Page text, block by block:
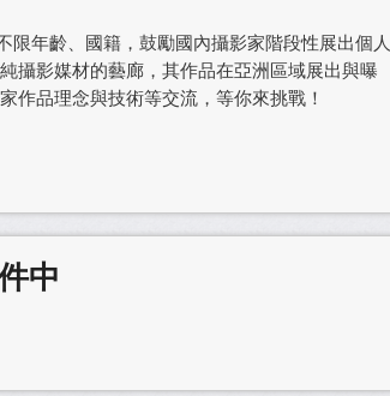
年齡、國籍，鼓勵國內攝影家階段性展出個人
攝影媒材的藝廊，其作品在亞洲區域展出與曝
作品理念與技術等交流，等你來挑戰！
中